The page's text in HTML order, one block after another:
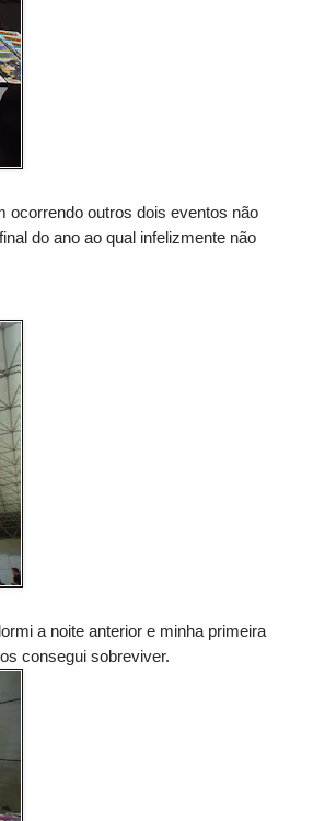
ocorrendo outros dois eventos não
do ano ao qual infelizmente não
a noite anterior e minha primeira
consegui sobreviver.